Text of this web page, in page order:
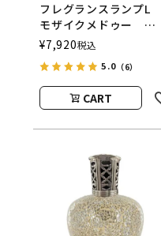
フレグランスランプL
モザイクメドゥー
ASHLEIGH&BURWOOD
（アシュレイアンドバー
ウッド）
¥7,920税込
5.0 （6）
CART